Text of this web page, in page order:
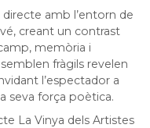
amb l’entorn de
creant un contrast
memòria i
fràgils revelen
l’espectador a
seva força poètica.
La Vinya dels Artistes